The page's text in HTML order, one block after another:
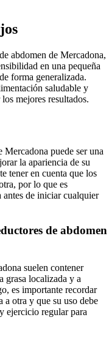
abdomen de Mercadona,
en una pequeña
forma generalizada.
saludable y
mejores resultados.
Mercadona puede ser una
la apariencia de su
tener en cuenta que los
por lo que es
antes de iniciar cualquier
de abdomen
suelen contener
grasa localizada y a
es importante recordar
a otra y que su uso debe
ejercicio regular para